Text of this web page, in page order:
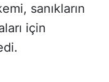
sanıkların
için